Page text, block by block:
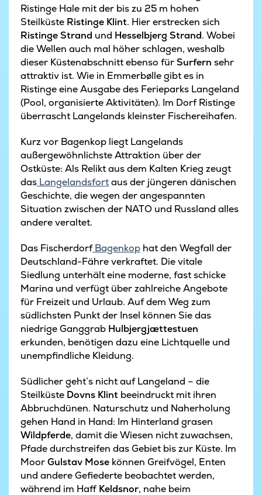
Ristinge Hale mit der bis zu 25 m hohen
Steilküste Ristinge Klint. Hier erstrecken sich
Ristinge Strand und Hesselbjerg Strand. Wobei
die Wellen auch mal höher schlagen, weshalb
dieser Küstenabschnitt ebenso fürSurfern sehr
attraktiv ist. Wie in Emmerbølle gibt es in
Ristinge eine Ausgabe des Ferieparks Langeland
(Pool, organisierte Aktivitäten). Im Dorf Ristinge
überrascht Langelands kleinster Fischereihafen.
Kurz vor Bagenkop liegt Langelands
außergewöhnlichste Attraktion über der
Ostküste: Als Relikt aus dem Kalten Krieg zeugt
das Langelandsfortaus der jüngeren dänischen
Geschichte, die wegen der angespannten
Situation zwischen der NATO und Russland alles
andere veraltet.
Das Fischerdorf Bagenkop hat den Wegfall der
Deutschland-Fähre verkraftet. Die vitale
Siedlung unterhält eine moderne, fast schicke
Marina und verfügt über zahlreiche Angebote
für Freizeit und Urlaub. Auf dem Weg zum
südlichsten Punkt der Insel können Sie das
niedrige Ganggrab Hulbjergjættestuen
erkunden, benötigen dazu eine Lichtquelle und
unempfindliche Kleidung.
Südlicher geht’s nicht auf Langeland – die
Steilküste Dovns Klint beeindruckt mit ihren
Abbruchdünen. Naturschutz und Naherholung
gehen Hand in Hand: Im Hinterland grasen
Wildpferde, damit die Wiesen nicht zuwachsen,
Pfade durchstreifen das Gebiet bis zur Küste. Im
MoorGulstav Mose können Greifvögel, Enten
und andere Gefiederte beobachtet werden,
während im Haff Keldsnor, nahe beim